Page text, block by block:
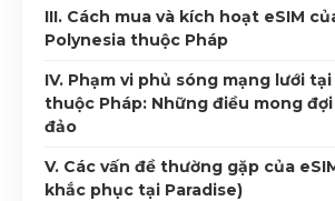
III. Cách mua và kích hoạt eSIM
Polynesia thuộc Pháp
IV. Phạm vi phủ sóng mạng lưới
thuộc Pháp: Những điều mong
đảo
V. Các vấn đề thường gặp của
khắc phục tại Paradise)